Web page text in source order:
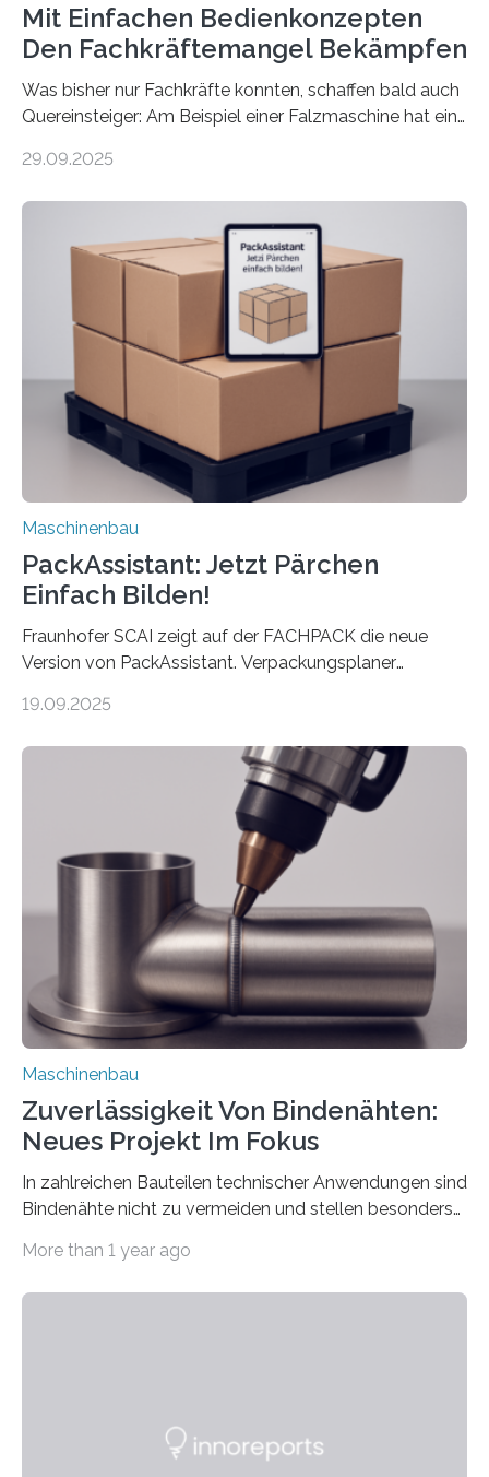
Mit Einfachen Bedienkonzepten
Den Fachkräftemangel Bekämpfen
Was bisher nur Fachkräfte konnten, schaffen bald auch
Quereinsteiger: Am Beispiel einer Falzmaschine hat ein
Mensch-Maschine-Schnittstelle so sehr vereinfacht,
Die zugrunde liegende Methodik lässt sich auf alle
anderen Maschinen übertragen. Eine Falzmaschine
umzurüsten ist ein Job für echte Profis. Eine solche
Maschine faltet in Druckereien Broschüren, Prospekte,
Landkarten und vieles mehr – mehrere Zehntausend
Exemplare pro Stunde. Je nach Maschinentyp und
Auftrag kann das Umrüsten…
29.09.2025
Maschinenbau
PackAssistant: Jetzt Pärchen
Einfach Bilden!
Fraunhofer SCAI zeigt auf der FACHPACK die neue
Version von PackAssistant. Verpackungsplaner
Automobil, Maschinenbau und in der Zulieferindustrie.
Teile als eine Einheit verpacken. Die Anordnung kann
der Benutzer vorgeben und erhält so mehr Kontrolle
über die Positionierung der Bauteile. Die ebenfalls neue
Automatisierungsschnittstelle dient dazu, die Software
besser in spezifische Unternehmensprozesse
einzubinden. Sankt Augustin – Zur Messe FACHPACK
vom 23. bis 25. September in Nürnberg…
19.09.2025
Maschinenbau
Zuverlässigkeit Von Bindenähten:
Neues Projekt Im Fokus
In zahlreichen Bauteilen technischer Anwendungen sind
Bindenähte nicht zu vermeiden und stellen besonders
Matrixmaterials eine große Herausforderung dar.
Durch den verstärkten Einsatz von Rezyklaten
More than 1 year ago